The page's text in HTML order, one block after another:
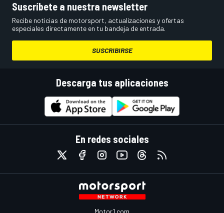
Suscríbete a nuestra newsletter
Recibe noticias de motorsport, actualizaciones y ofertas
especiales directamente en tu bandeja de entrada.
SUSCRIBIRSE
Descarga tus aplicaciones
En redes sociales
Motor1.com